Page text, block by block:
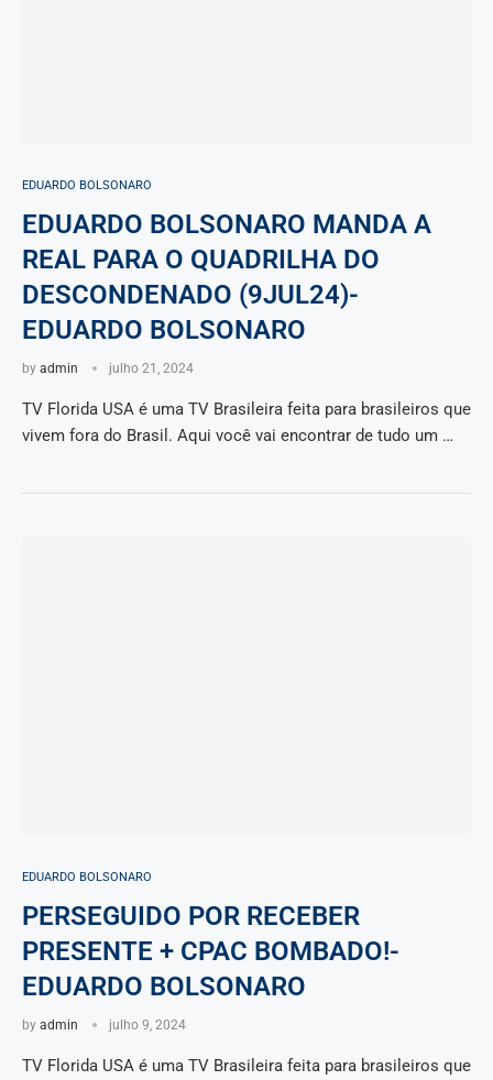
EDUARDO BOLSONARO
EDUARDO BOLSONARO MANDA A
REAL PARA O QUADRILHA DO
DESCONDENADO (9JUL24)-
EDUARDO BOLSONARO
by admin julho 21, 2024
TV Florida USA é uma TV Brasileira feita para brasileiros que
vivem fora do Brasil. Aqui você vai encontrar de tudo um …
EDUARDO BOLSONARO
PERSEGUIDO POR RECEBER
PRESENTE + CPAC BOMBADO!-
EDUARDO BOLSONARO
by admin julho 9, 2024
TV Florida USA é uma TV Brasileira feita para brasileiros que